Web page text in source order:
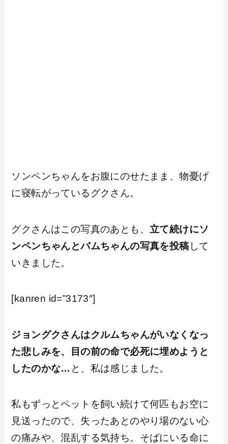
ソンペンちゃんをお腹にのせたまま、物憂げ
に寝転がっているグクさん。
グクさんはこの写真のあとも、 立て続けにソ
ンペンちゃんとバムちゃんの写真を投稿 して
いきました。
[kanren id=”3173″]
ジョングクさんはクルムちゃんがいなくなっ
た悲しみを、目の前の命で必死に埋めようと
したのかな… と、私は感じました。
私もずっとペットを飼い続けて何匹もお空に
見送ったので、失ったあとのやり場のない心
の痛みや、混乱する気持ち。そばにいる命に